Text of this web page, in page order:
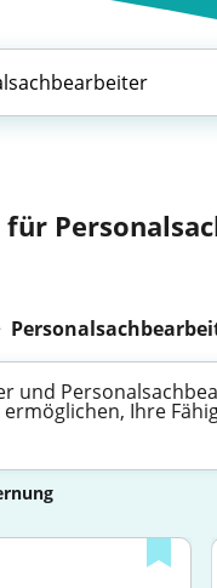
und
ermöglichen, Ihre